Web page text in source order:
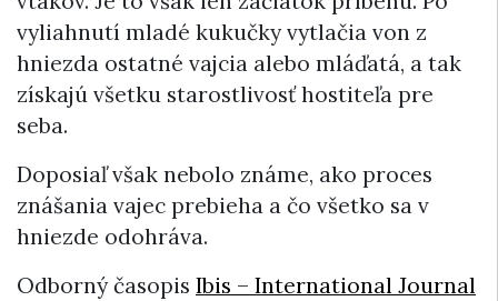
vyliahnutí mladé kukučky vytlačia von z
hniezda ostatné vajcia alebo mláďatá, a tak
získajú všetku starostlivosť hostiteľa pre
seba.
Doposiaľ však nebolo známe, ako proces
znášania vajec prebieha a čo všetko sa v
hniezde odohráva.
Odborný časopis Ibis – International Journal